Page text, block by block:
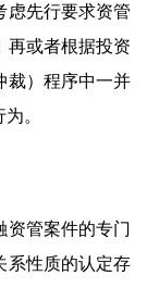
虑先行要求资管
再或者根据投资
裁）程序中一并
。
资管案件的专门
系性质的认定存